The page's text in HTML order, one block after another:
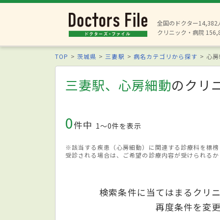
全国のドクター14,382
クリニック・病院
TOP 茨城県 三妻駅 病名カテゴリから探す 心
三妻駅、心房細動のクリ
0件中 1〜0件を表示
※該当する疾患（心房細動）に関連する診療科を標
受診される場合は、ご希望の診療内容が受けられる
検索条件に当てはまるクリ
再度条件を変